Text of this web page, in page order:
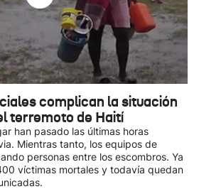
complican la situación
terremoto de Haití
han pasado las últimas horas
Mientras tanto, los equipos de
personas entre los escombros. Ya
víctimas mortales y todavía quedan